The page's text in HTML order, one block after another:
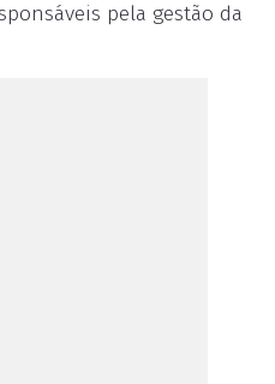
pela gestão da